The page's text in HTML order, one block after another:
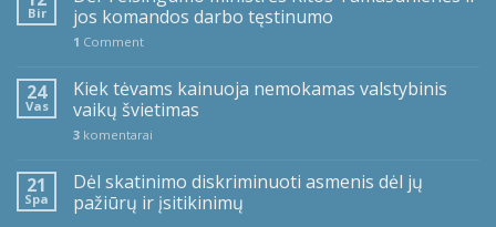
Bir
jos komandos darbo tęstinumo
1 Comment
24
Vas
Kiek tėvams kainuoja nemokamas valstybinis
vaikų švietimas
3 komentarai
21
Spa
Dėl skatinimo diskriminuoti asmenis dėl jų
pažiūrų ir įsitikinimų